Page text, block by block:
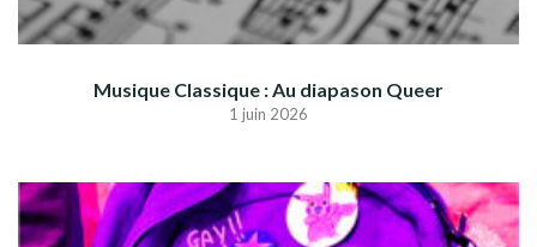
Musique Classique : Au diapason Queer
1 juin 2026